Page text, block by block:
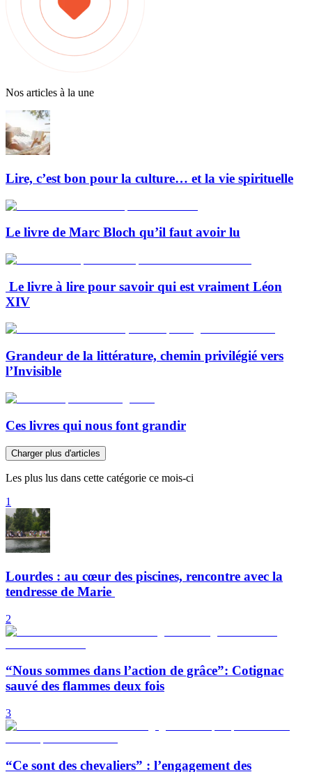
Nos articles à la une
Lire, c’est bon pour la culture… et la vie spirituelle
Le livre de Marc Bloch qu’il faut avoir lu
Le livre à lire pour savoir qui est vraiment Léon
XIV
Grandeur de la littérature, chemin privilégié vers
l’Invisible
Ces livres qui nous font grandir
Charger plus d'articles
Les plus lus dans cette catégorie ce mois-ci
1
Lourdes : au cœur des piscines, rencontre avec la
tendresse de Marie
2
“Nous sommes dans l’action de grâce”: Cotignac
sauvé des flammes deux fois
3
“Ce sont des chevaliers” : l’engagement des